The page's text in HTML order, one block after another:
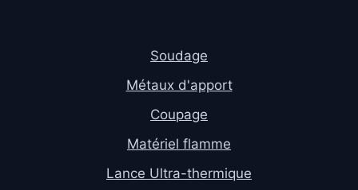
Soudage
Métaux d'apport
Coupage
Matériel flamme
Lance Ultra-thermique